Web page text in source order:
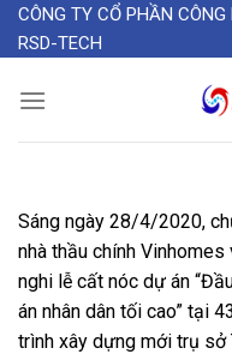
Skip
CÔNG TY CỔ PHẦN
RSD-TECH
Sáng ngày 28/4/2020,
nhà thầu chính Vinhomes
nghi lễ cất nóc dự án
án nhân dân tối cao” tại
trình xây dựng mới trụ sở